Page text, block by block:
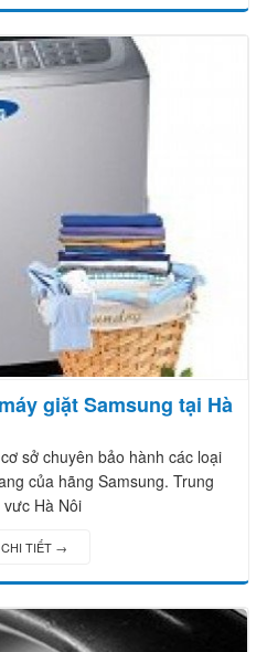
giặt Samsung tại Hà
sở chuyên bảo hành các loại
của hãng Samsung. Trung
Hà Nội
CHI TIẾT →